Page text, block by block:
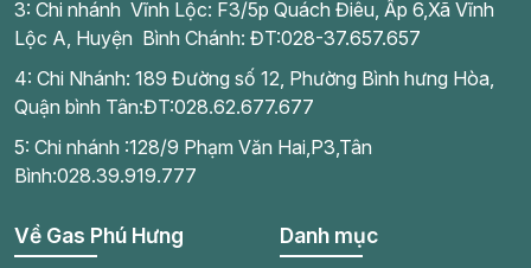
3: Chi nhánh Vĩnh Lộc: F3/5p Quách Điêu, Ấp 6,Xã Vĩnh
Lộc A, Huyện Bình Chánh: ĐT:028-37.657.657
4: Chi Nhánh: 189 Đường số 12, Phường Bình hưng Hòa,
Quận bình Tân:ĐT:028.62.677.677
5: Chi nhánh :128/9 Phạm Văn Hai,P3,Tân
Bình:028.39.919.777
Về Gas Phú Hưng Danh mục